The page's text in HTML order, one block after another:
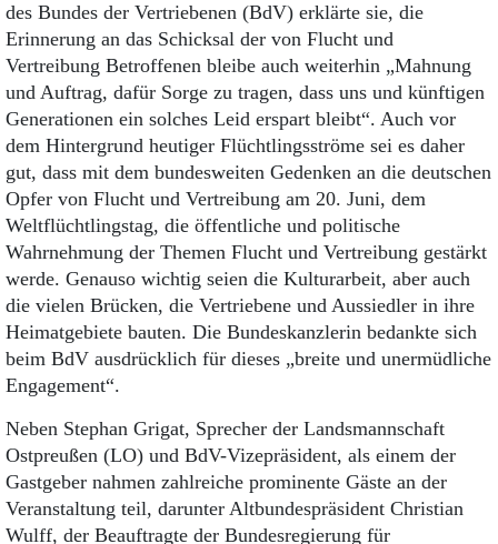
des Bundes der Vertriebenen (BdV) erklärte sie, die
Erinnerung an das Schicksal der von Flucht und
Vertreibung Betroffenen bleibe auch weiterhin „Mahnung
und Auftrag, dafür Sorge zu tragen, dass uns und künftigen
Generationen ein solches Leid erspart bleibt“. Auch vor
dem Hintergrund heutiger Flüchtlingsströme sei es daher
gut, dass mit dem bundesweiten Gedenken an die deutschen
Opfer von Flucht und Vertreibung am 20. Juni, dem
Weltflüchtlingstag, die öffentliche und politische
Wahrnehmung der Themen Flucht und Vertreibung gestärkt
werde. Genauso wichtig seien die Kulturarbeit, aber auch
die vielen Brücken, die Vertriebene und Aussiedler in ihre
Heimatgebiete bauten. Die Bundeskanzlerin bedankte sich
beim BdV ausdrücklich für dieses „breite und unermüdliche
Engagement“.
Neben Stephan Grigat, Sprecher der Landsmannschaft
Ostpreußen (LO) und BdV-Vizepräsident, als einem der
Gastgeber nahmen zahlreiche prominente Gäste an der
Veranstaltung teil, darunter Altbundespräsident Christian
Wulff, der Beauftragte der Bundesregierung für